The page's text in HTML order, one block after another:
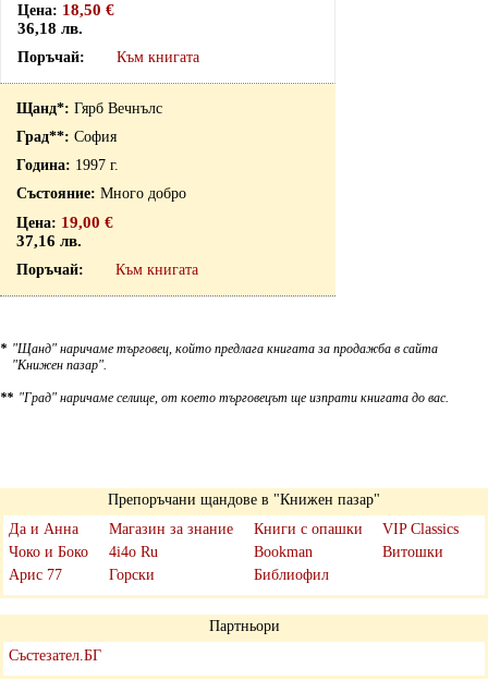
18,50 €
36,18 лв.
Към книгата
Гярб Вечнълс
София
1997 г.
Много добро
19,00 €
37,16 лв.
Към книгата
* "Щанд" наричаме търговец, който предлага книгата за продажба в сайта
"Книжен пазар".
** "Град" наричаме селище, от което търговецът ще изпрати книгата до вас.
Препоръчани щандове в "Книжен пазар"
Да и Анна
Чоко и Боко
Арис 77
Магазин за знание
4i4o Ru
Горски
Книги с опашки
Bookman
Библиофил
VIP Classics
Витошки
Партньори
Състезател.БГ